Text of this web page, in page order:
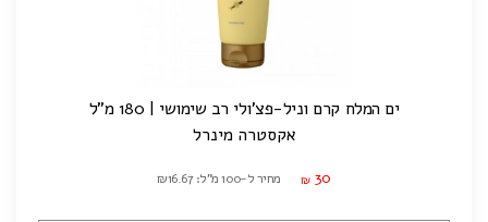
ים המלח קרם וניל-פצ'ולי רב שימושי | 180 מ"ל
אקסטרה מינרל
₪ 30 מחיר ל-100 מ"ל: ₪16.67